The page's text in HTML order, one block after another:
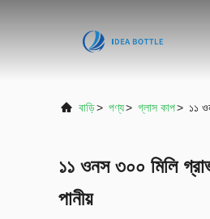
বাড়ি> পণ্য> গ্লাস কাপ> ১১
১১ ওনস ৩০০ মিলি
পানীয়